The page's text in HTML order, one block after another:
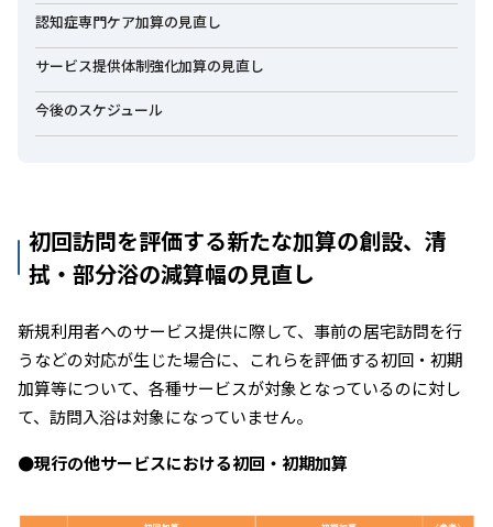
認知症専門ケア加算の見直し
サービス提供体制強化加算の見直し
今後のスケジュール
初回訪問を評価する新たな加算の創設、清
拭・部分浴の減算幅の見直し
新規利用者へのサービス提供に際して、事前の居宅訪問を行
うなどの対応が生じた場合に、これらを評価する初回・初期
加算等について、各種サービスが対象となっているのに対し
て、訪問入浴は対象になっていません。
●現行の他サービスにおける初回・初期加算